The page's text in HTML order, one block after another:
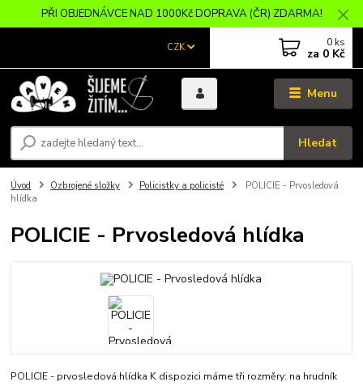
PŘI OBJEDNÁVCE NAD 1000Kč DOPRAVA (ČR) ZDARMA!
Menu
CZK
Hledat
0 ks
za 0 Kč
Úvod Ozbrojené složky Policistky a policisté
POLICIE - Prvosledová
hlídka
POLICIE - Prvosledová hlídka
POLICIE - prvosledová hlídka K dispozici máme tři rozměry: na hrudník